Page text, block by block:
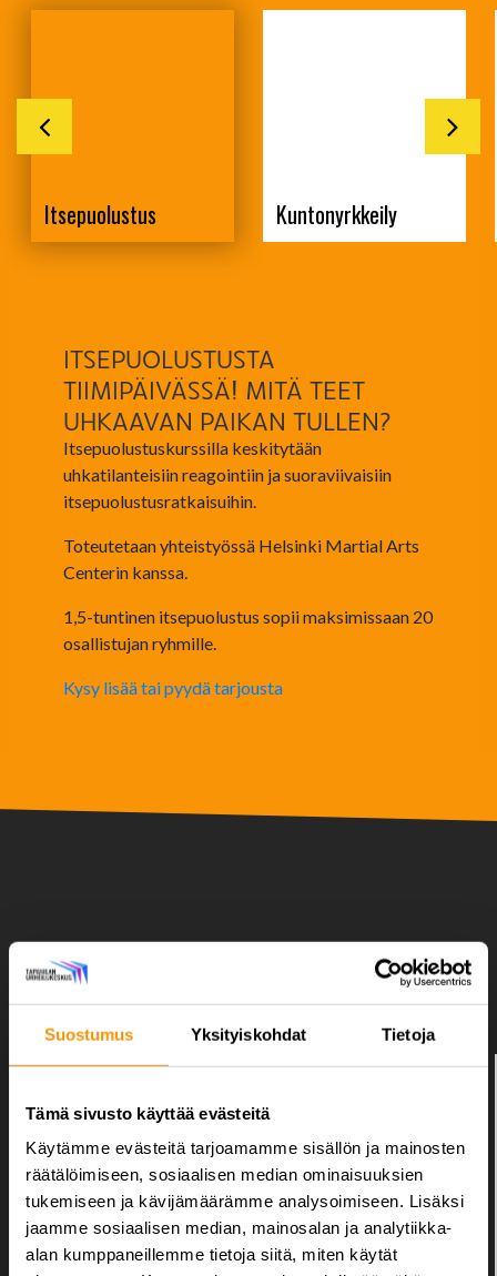
Suostumus Yksityiskohdat Tietoja
Tämä sivusto käyttää evästeitä
Käytämme evästeitä tarjoamamme sisällön ja mainosten
räätälöimiseen, sosiaalisen median ominaisuuksien
tukemiseen ja kävijämäärämme analysoimiseen. Lisäksi
jaamme sosiaalisen median, mainosalan ja analytiikka-
alan kumppaneillemme tietoja siitä, miten käytät
Itsepuolustus Kuntonyrkkeily
ITSEPUOLUSTUSTA
TIIMIPÄIVÄSSÄ! MITÄ TEET
UHKAAVAN PAIKAN TULLEN?
Itsepuolustuskurssilla keskitytään
uhkatilanteisiin reagointiin ja suoraviivaisiin
itsepuolustusratkaisuihin.
Toteutetaan yhteistyössä Helsinki Martial Arts
Centerin kanssa.
1,5-tuntinen itsepuolustus sopii maksimissaan 20
osallistujan ryhmille.
Kysy lisää tai pyydä tarjousta
TANSSITUNNIT
Lavis Latino Dance